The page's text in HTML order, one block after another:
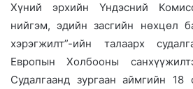
d
a
n
m
Хүний эрхийн Үндэсний
нийгэм, эдийн засгийн нөхцөл
хэрэгжилт”-ийн талаарх
Европын Холбооны
Судалгаанд зургаан аймгийн